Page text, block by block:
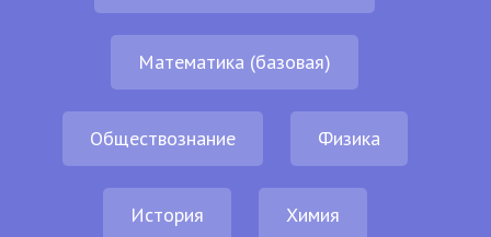
Математика (базовая)
Обществознание Физика
История Химия